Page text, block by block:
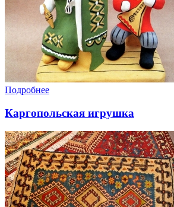
Подробнее
Каргопольская игрушка